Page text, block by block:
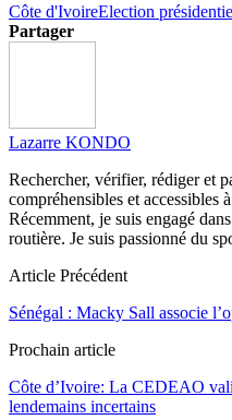
Côte d'IvoireElection
Partager
Lazarre KONDO
Rechercher, vérifier, rédiger et
compréhensibles et accessibles
Récemment, je suis engagé
routière. Je suis passionné du
Article Précédent
Sénégal : Macky Sall associe
Prochain article
Côte d’Ivoire: La CEDEAO
lendemains incertains